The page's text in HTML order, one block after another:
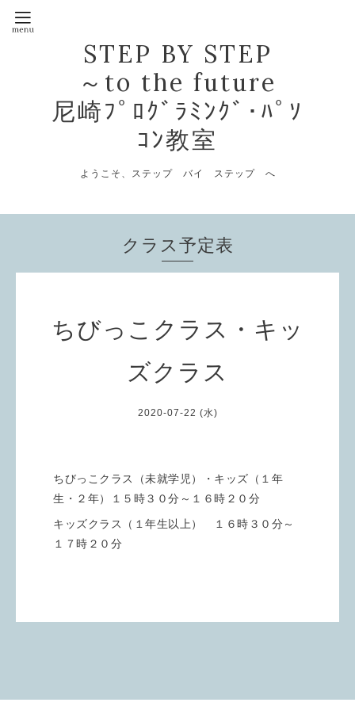
STEP BY STEP
～to the future
尼崎ﾌﾟﾛｸﾞﾗﾐﾝｸﾞ･ﾊﾟｿ
ｺﾝ教室
ようこそ、ステップ バイ ステップ へ
クラス予定表
ちびっこクラス・キッ
ズクラス
2020-07-22 (水)
ちびっこクラス（未就学児）・キッズ（１年
生・２年）１５時３０分～１６時２０分
キッズクラス（１年生以上） １６時３０分～
１７時２０分